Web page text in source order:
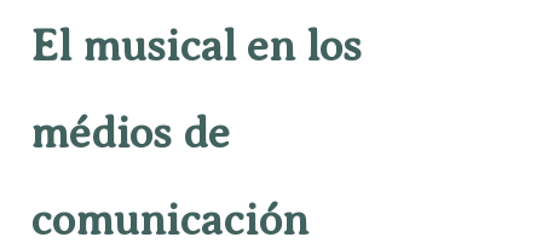
El musical en los
médios de
comunicación